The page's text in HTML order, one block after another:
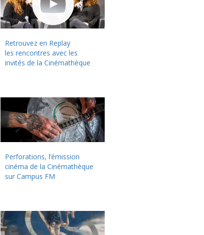
Retrouvez en Replay
les rencontres avec les
invités de la Cinémathèque
Perforations, l’émission
cinéma de la Cinémathèque
sur Campus FM